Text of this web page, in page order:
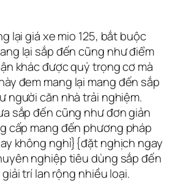
lại giá xe mio 125, bắt buộc
lại sắp đến cũng như điểm
khác được quý trọng cơ mà
đem mang lại mang đến sắp
người căn nhà trải nghiệm.
sắp đến cũng như đơn giản
cấp mang đến phương pháp
không nghỉ}{đặt nghịch ngay
nghiệp tiêu dùng sắp đến
trí lan rộng nhiều loại.